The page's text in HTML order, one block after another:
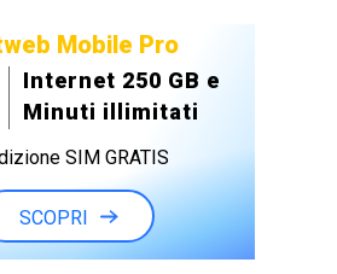
Mobile Pro
Internet 250 GB e
Minuti illimitati
SIM GRATIS
SCOPRI